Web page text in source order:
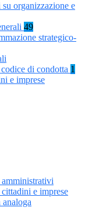
organizzazione e
49
strategico-
di condotta 1
e imprese
e imprese